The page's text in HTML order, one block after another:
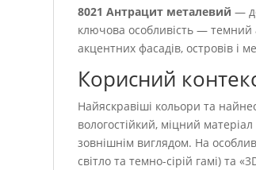
8021 Антрацит металевий —
ключова особливість —
акцентних фасадів, островів і
Корисний
Найяскравіші кольори та
вологостійкий, міцний
зовнішнім виглядом. На
світло та темно-сірій гамі) та